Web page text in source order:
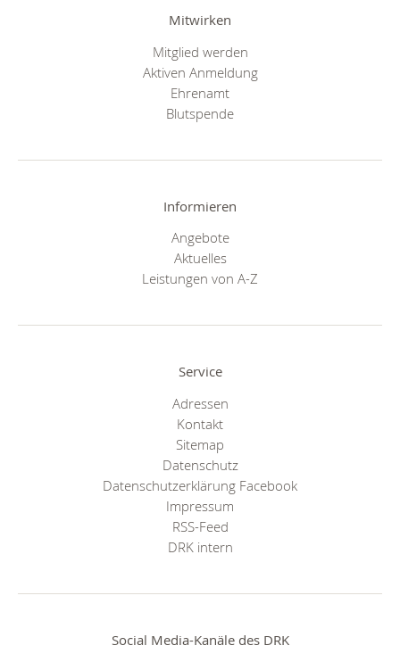
Mitwirken
Mitglied werden
Aktiven Anmeldung
Ehrenamt
Blutspende
Informieren
Angebote
Aktuelles
Leistungen von A-Z
Service
Adressen
Kontakt
Sitemap
Datenschutz
Datenschutzerklärung Facebook
Impressum
RSS-Feed
DRK intern
Social Media-Kanäle des DRK